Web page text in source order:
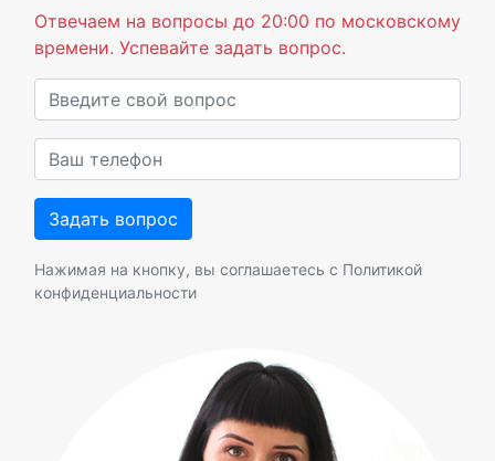
Отвечаем на вопросы до 20:00 по московскому
времени. Успевайте задать вопрос.
Нажимая на кнопку, вы соглашаетесь с Политикой
конфиденциальности